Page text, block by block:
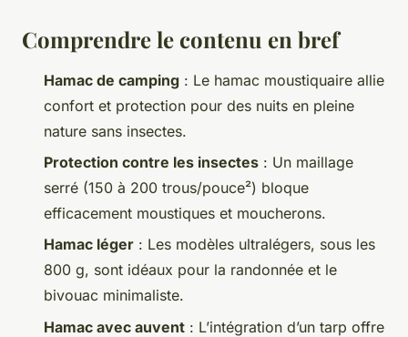
Comprendre le contenu en bref
Hamac de camping : Le hamac moustiquaire allie
confort et protection pour des nuits en pleine
nature sans insectes.
Protection contre les insectes : Un maillage
serré (150 à 200 trous/pouce²) bloque
efficacement moustiques et moucherons.
Hamac léger : Les modèles ultralégers, sous les
800 g, sont idéaux pour la randonnée et le
bivouac minimaliste.
Hamac avec auvent : L’intégration d’un tarp offre